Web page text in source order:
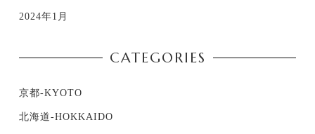
2024年1月
CATEGORIES
京都-KYOTO
北海道-HOKKAIDO